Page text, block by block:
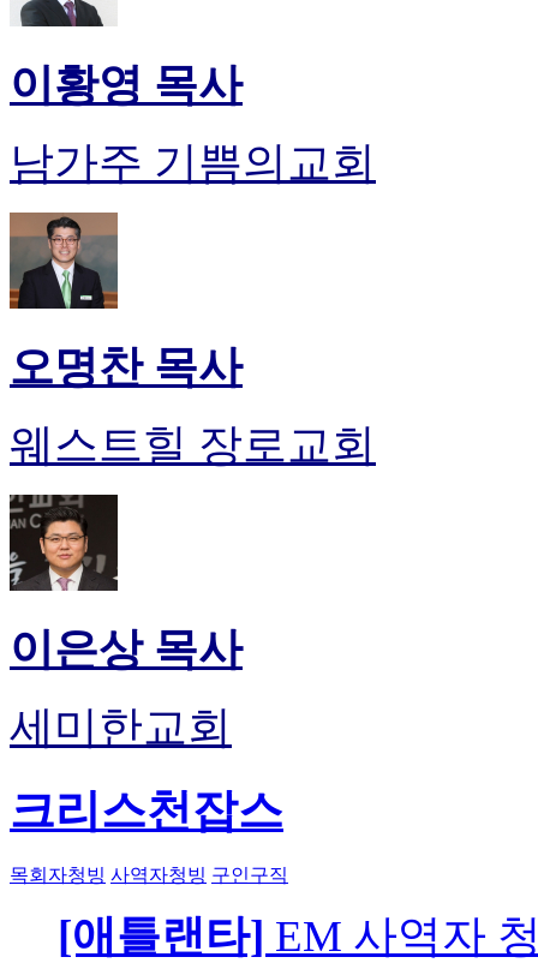
이황영 목사
남가주 기쁨의교회
오명찬 목사
웨스트힐 장로교회
이은상 목사
세미한교회
크리스천잡스
목회자청빙 사역자청빙 구인구직
[애틀랜타] EM 사역자